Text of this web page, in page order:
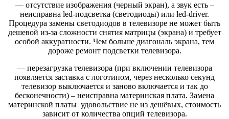
— отсутствие изображения (черный экран), а звук есть –
неисправна led-подсветка (светодиоды) или led-driver.
Процедура замены светодиодов в телевизоре не может быть
дешевой из-за сложности снятия матрицы (экрана) и требует
особой аккуратности. Чем больше диагональ экрана, тем
дороже ремонт подсветки телевизора.
— перезагрузка телевизора (при включении телевизора
появляется заставка с логотипом, через несколько секунд
телевизор выключается и заново включается и так до
бесконечности) – неисправна материнская плата. Замена
материнской платы удовольствие не из дешёвых, стоимость
зависит от количества опций телевизора.